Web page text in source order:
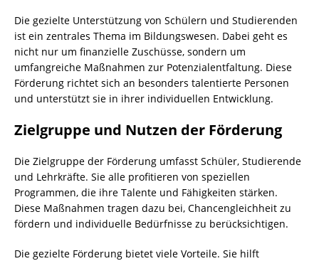
Die gezielte Unterstützung von Schülern und Studierenden
ist ein zentrales Thema im Bildungswesen. Dabei geht es
nicht nur um finanzielle Zuschüsse, sondern um
umfangreiche Maßnahmen zur Potenzialentfaltung. Diese
Förderung richtet sich an besonders talentierte Personen
und unterstützt sie in ihrer individuellen Entwicklung.
Zielgruppe und Nutzen der Förderung
Die Zielgruppe der Förderung umfasst Schüler, Studierende
und Lehrkräfte. Sie alle profitieren von speziellen
Programmen, die ihre Talente und Fähigkeiten stärken.
Diese Maßnahmen tragen dazu bei, Chancengleichheit zu
fördern und individuelle Bedürfnisse zu berücksichtigen.
Die gezielte Förderung bietet viele Vorteile. Sie hilft